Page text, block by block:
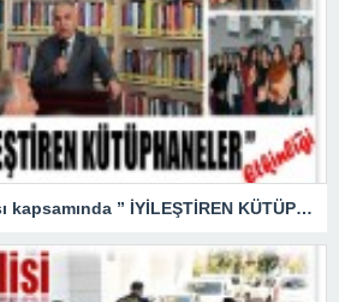
62. Kütüphane Haftası kapsamında ” İYİLEŞTİREN KÜTÜPHANELER ” etkinliği düzenlendi.